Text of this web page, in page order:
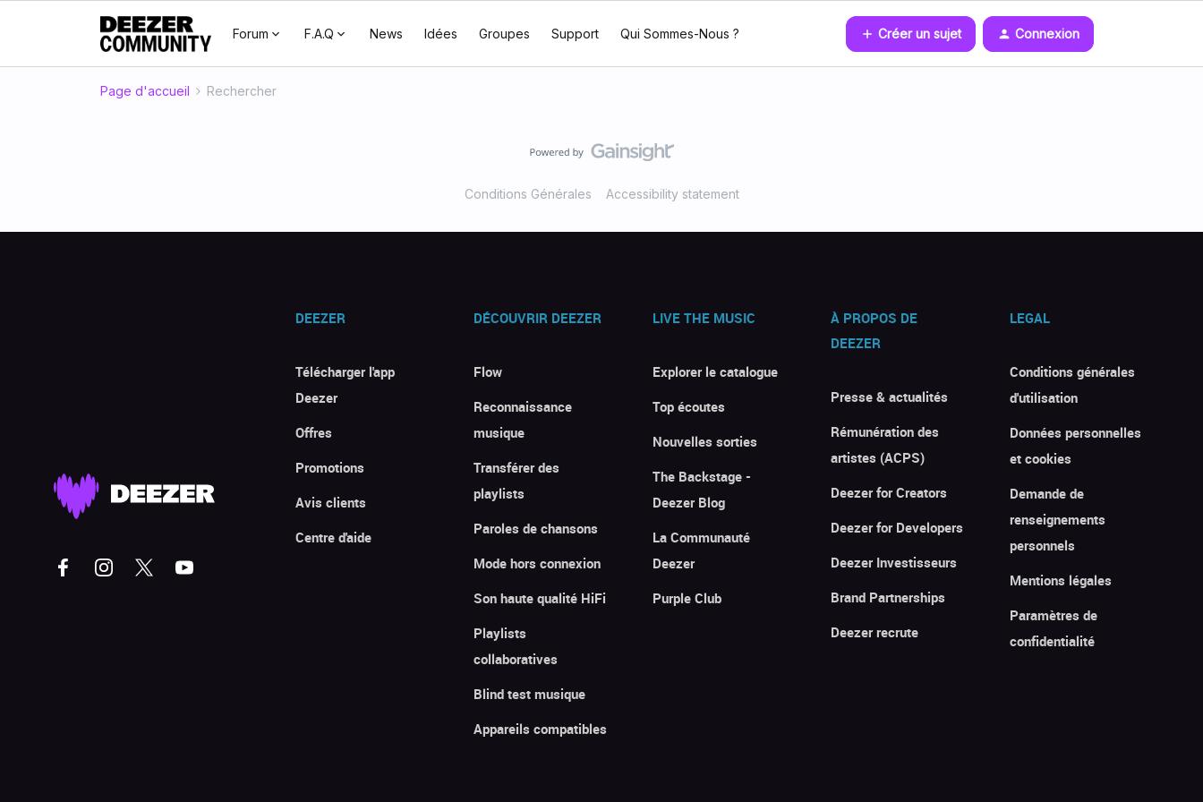
Forum F.A.Q News Idées Groupes Support Qui Sommes-Nous ? Créer un sujet Connexion
Page d'accueil Rechercher
Conditions Générales Accessibility statement
DEEZER
Télécharger l'app
Deezer
Offres
Promotions
Avis clients
Centre d'aide
DÉCOUVRIR DEEZER
Flow
Reconnaissance
musique
Transférer des
playlists
Paroles de chansons
Mode hors connexion
Son haute qualité HiFi
Playlists
collaboratives
Blind test musique
Appareils compatibles
LIVE THE MUSIC
Explorer le catalogue
Top écoutes
Nouvelles sorties
The Backstage -
Deezer Blog
La Communauté
Deezer
Purple Club
À PROPOS DE
DEEZER
Presse & actualités
Rémunération des
artistes (ACPS)
Deezer for Creators
Deezer for Developers
Deezer Investisseurs
Brand Partnerships
Deezer recrute
LEGAL
Conditions générales
d'utilisation
Données personnelles
et cookies
Demande de
renseignements
personnels
Mentions légales
Paramètres de
confidentialité